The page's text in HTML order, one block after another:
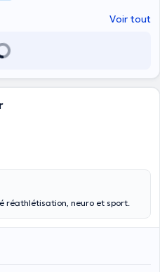
Voir tout
réathlétisation, neuro et sport.